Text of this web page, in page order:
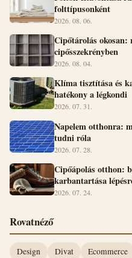
folttípusonként
2026. 08. 06.
Cipőtárolás okosan:
cipősszekrényben
2026. 08. 04.
Klíma tisztítása és
hatékony a légkondi
2026. 07. 31.
Napelem otthonra:
tudni róla
2026. 07. 28.
Cipőápolás otthon:
karbantartása
2026. 07. 24.
Rovatnéző
Design Divat Ecommerce